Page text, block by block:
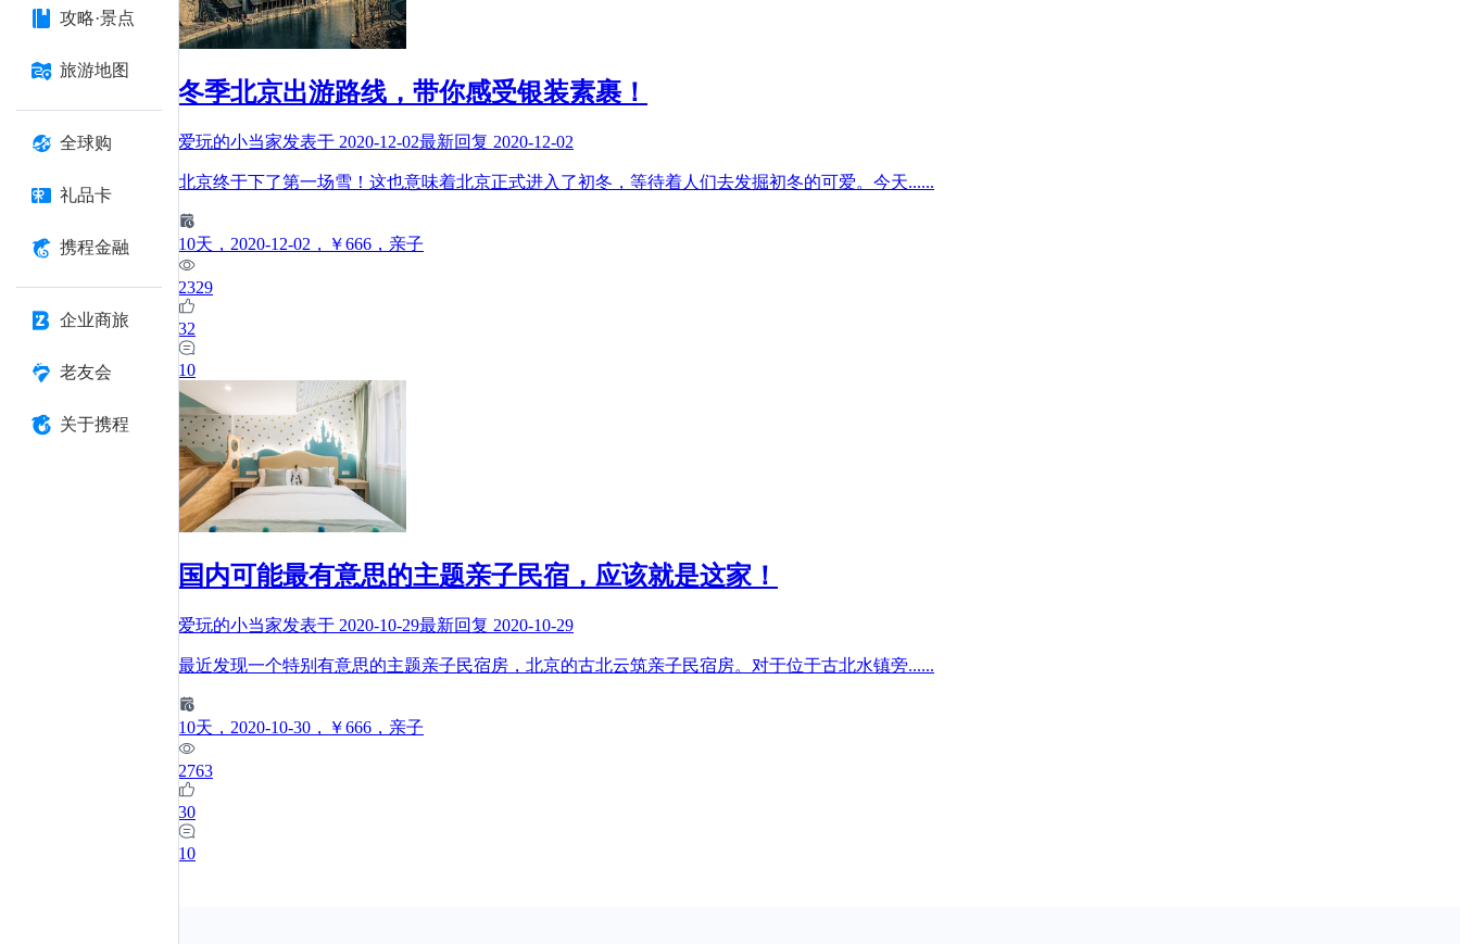
攻略·景点
旅游地图
全球购
礼品卡
携程金融
企业商旅
老友会
关于携程
冬季北京出游路线，带你感受银装素裹！
爱玩的小当家发表于 2020-12-02最新回复 2020-12-02
北京终于下了第一场雪！这也意味着北京正式进入了初冬，等待着人们去发掘初冬的可爱。今天......
10天 ，2020-12-02 ，￥666 ，亲子
2329
32
10
国内可能最有意思的主题亲子民宿，应该就是这家！
爱玩的小当家发表于 2020-10-29最新回复 2020-10-29
最近发现一个特别有意思的主题亲子民宿房，北京的古北云筑亲子民宿房。对于位于古北水镇旁......
10天 ，2020-10-30 ，￥666 ，亲子
2763
30
10